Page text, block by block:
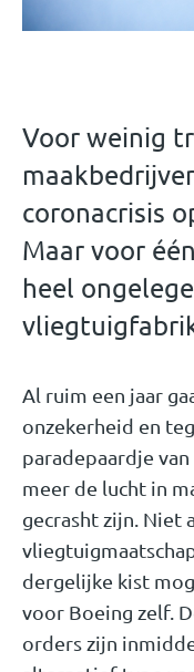
Voor weinig
coronacrisis
Maar voor
heel
Al ruim een jaar
onzekerheid en
paradepaardje
meer de lucht in
gecrasht zijn. Niet
dergelijke kist
voor Boeing zelf.
orders zijn